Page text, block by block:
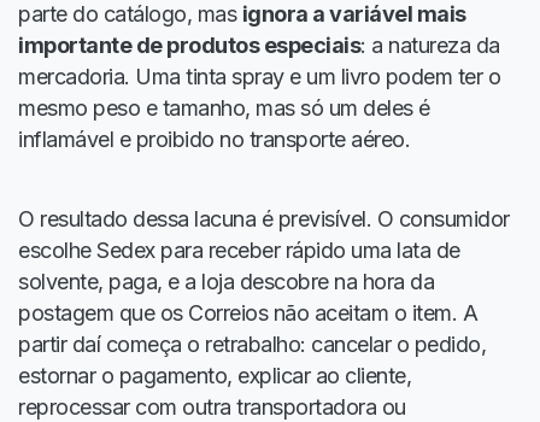
parte do catálogo, mas ignora a variável mais
importante de produtos especiais: a natureza da
mercadoria. Uma tinta spray e um livro podem ter o
mesmo peso e tamanho, mas só um deles é
inflamável e proibido no transporte aéreo.
O resultado dessa lacuna é previsível. O consumidor
escolhe Sedex para receber rápido uma lata de
solvente, paga, e a loja descobre na hora da
postagem que os Correios não aceitam o item. A
partir daí começa o retrabalho: cancelar o pedido,
estornar o pagamento, explicar ao cliente,
reprocessar com outra transportadora ou